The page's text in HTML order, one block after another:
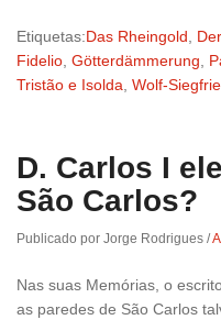
Etiquetas:Das Rheingold,
Fidelio, Götterdämmerung,
Tristão e Isolda, Wolf-
D. Carlos I
São Carlos?
Publicado por Jorge Rodrigues /
Nas suas Memórias, o
as paredes de São Carlos